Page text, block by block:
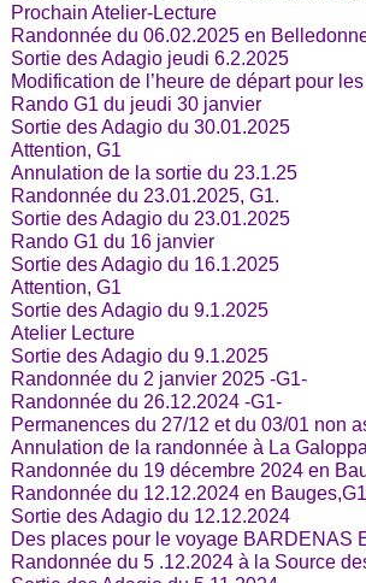
Prochain Atelier-Lecture
Randonnée du 06.02.2025 en
Sortie des Adagio jeudi 6.2.2025
Modification de l’heure de départ pour
Rando G1 du jeudi 30 janvier
Sortie des Adagio du 30.01.2025
Attention, G1
Annulation de la sortie du 23.1.25
Randonnée du 23.01.2025, G1.
Sortie des Adagio du 23.01.2025
Rando G1 du 16 janvier
Sortie des Adagio du 16.1.2025
Attention, G1
Sortie des Adagio du 9.1.2025
Atelier Lecture
Sortie des Adagio du 9.1.2025
Randonnée du 2 janvier 2025 -G1-
Randonnée du 26.12.2024 -G1-
Permanences du 27/12 et du 03/01 non
Annulation de la randonnée à La
Randonnée du 19 décembre 2024 en
Randonnée du 12.12.2024 en
Sortie des Adagio du 12.12.2024
Des places pour le voyage BARDENAS
Randonnée du 5 .12.2024 à la Source